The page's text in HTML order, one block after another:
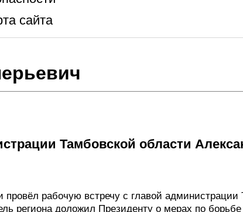
сайта
Тамбовской области
рабочую встречу с главой администрации
региона доложил Президенту о мерах по борьбе